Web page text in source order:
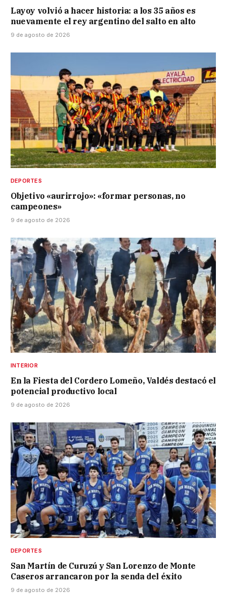
Layoy volvió a hacer historia: a los 35 años es
nuevamente el rey argentino del salto en alto
9 de agosto de 2026
DEPORTES
Objetivo «aurirrojo»: «formar personas, no
campeones»
9 de agosto de 2026
INTERIOR
En la Fiesta del Cordero Lomeño, Valdés destacó el
potencial productivo local
9 de agosto de 2026
DEPORTES
San Martín de Curuzú y San Lorenzo de Monte
Caseros arrancaron por la senda del éxito
9 de agosto de 2026